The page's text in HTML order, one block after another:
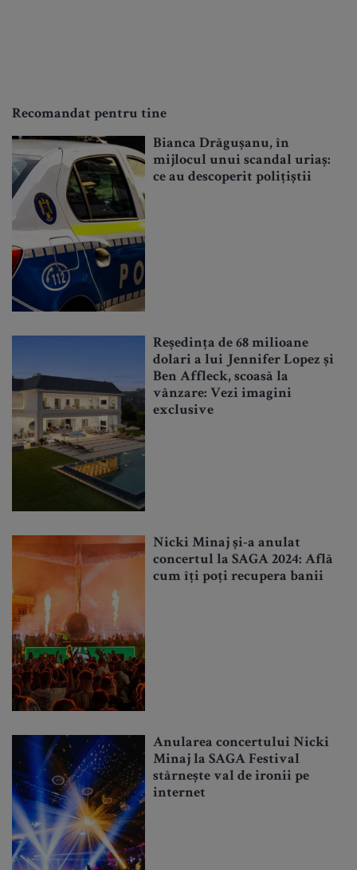
Recomandat pentru tine
Bianca Drăgușanu, în
mijlocul unui scandal uriaș:
ce au descoperit polițiștii
Reședința de 68 milioane
dolari a lui Jennifer Lopez și
Ben Affleck, scoasă la
vânzare: Vezi imagini
exclusive
Nicki Minaj și-a anulat
concertul la SAGA 2024: Află
cum îți poți recupera banii
Anularea concertului Nicki
Minaj la SAGA Festival
stârnește val de ironii pe
internet